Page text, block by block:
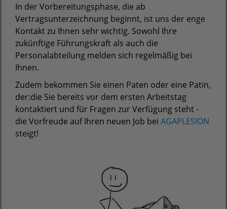
In der Vorbereitungsphase, die ab
Vertragsunterzeichnung beginnt, ist uns der enge
Kontakt zu Ihnen sehr wichtig. Sowohl Ihre
zukünftige Führungskraft als auch die
Personalabteilung melden sich regelmäßig bei
Ihnen.
Zudem bekommen Sie einen Paten oder eine Patin,
der:die Sie bereits vor dem ersten Arbeitstag
kontaktiert und für Fragen zur Verfügung steht -
die Vorfreude auf Ihren neuen Job bei AGAPLESION
steigt!